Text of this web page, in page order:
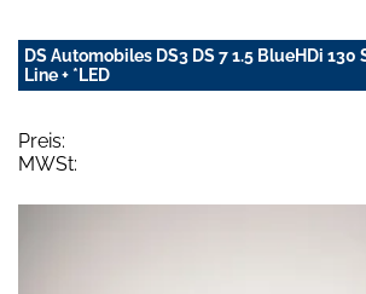
DS Automobiles DS3 DS 7 1.5 BlueHDi 130
Line + *LED
Preis:
MWSt: